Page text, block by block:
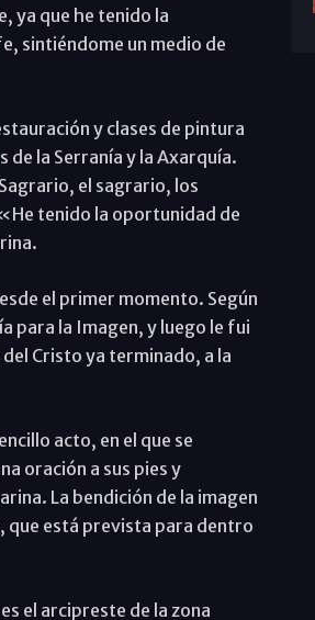
ya que he tenido la
sintiéndome un medio de
y clases de pintura
de la Serranía y la Axarquía.
el sagrario, los
tenido la oportunidad de
el primer momento. Según
para la Imagen, y luego le fui
Cristo ya terminado, a la
acto, en el que se
oración a sus pies y
La bendición de la imagen
que está prevista para dentro
el arcipreste de la zona